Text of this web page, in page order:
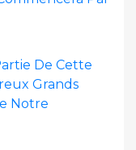
De Cette
Grands
Notre